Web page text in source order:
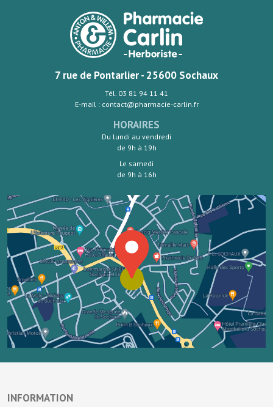
7 rue de Pontarlier - 25600 Sochaux
Tél. 03 81 94 11 41
E-mail : contact@pharmacie-carlin.fr
HORAIRES
Du lundi au vendredi
de 9h à 19h
Le samedi
de 9h à 16h
INFORMATION